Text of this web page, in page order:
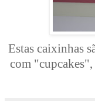
Estas caixinhas
com